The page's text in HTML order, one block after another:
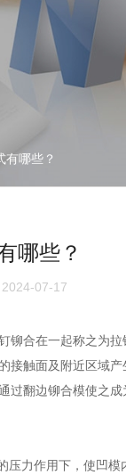
有哪些？
哪些？
07-17
铆合在一起称之为
触面及附近区域产
翻边铆合模使之成
力作用下，使凹